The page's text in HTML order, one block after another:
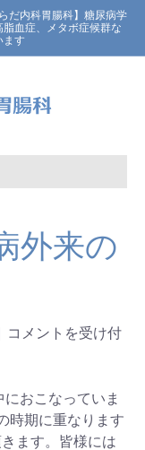
だ内科胃腸科】糖尿病学
血症、メタボ症候群な
ます
外来の
コメントを受け付
おこなっていま
時期に重なります
ます。皆様には